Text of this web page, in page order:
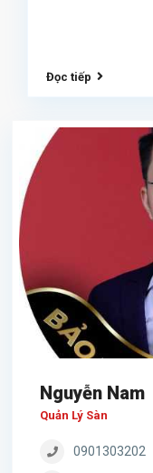
Đọc tiếp
Nguyễn Nam
Quản Lý Sàn
0901303202